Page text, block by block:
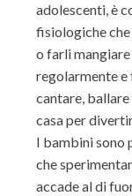
adolescenti, è
fisiologiche che
o farli
regolarmente
cantare,
casa per
I bambini sono
che
accadeal di